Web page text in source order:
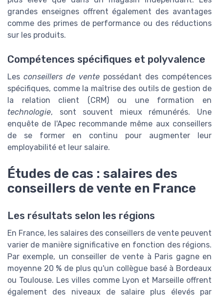
grandes enseignes offrent également des avantages
comme des primes de performance ou des réductions
sur les produits.
Compétences spécifiques et polyvalence
Les conseillers de vente possédant des compétences
spécifiques, comme la maîtrise des outils de gestion de
la relation client (CRM) ou une formation en
technologie, sont souvent mieux rémunérés. Une
enquête de l'Apec recommande même aux conseillers
de se former en continu pour augmenter leur
employabilité et leur salaire.
Études de cas : salaires des
conseillers de vente en France
Les résultats selon les régions
En France, les salaires des conseillers de vente peuvent
varier de manière significative en fonction des régions.
Par exemple, un conseiller de vente à Paris gagne en
moyenne 20 % de plus qu'un collègue basé à Bordeaux
ou Toulouse. Les villes comme Lyon et Marseille offrent
également des niveaux de salaire plus élevés par